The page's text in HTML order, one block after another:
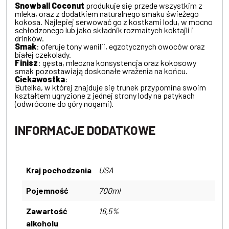
Snowball Coconut produkuje się przede wszystkim z
mleka, oraz z dodatkiem naturalnego smaku świeżego
kokosa. Najlepiej serwować go z kostkami lodu, w mocno
schłodzonego lub jako składnik rozmaitych koktajli i
drinków.
Smak: oferuje tony wanilii, egzotycznych owoców oraz
białej czekolady.
Finisz: gęsta, mleczna konsystencja oraz kokosowy
smak pozostawiają doskonałe wrażenia na końcu.
Ciekawostka:
Butelka, w której znajduje się trunek przypomina swoim
kształtem ugryzione z jednej strony lody na patykach
(odwrócone do góry nogami).
INFORMACJE DODATKOWE
Kraj pochodzenia USA
Pojemność 700ml
Zawartość
alkoholu
16,5%